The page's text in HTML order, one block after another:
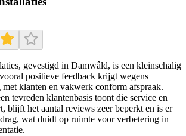
gevestigd in Damwâld, is een kleinschalig
positieve feedback krijgt wegens
klanten en vakwerk conform afspraak.
tevreden klantenbasis toont die service en
blijft het aantal reviews zeer beperkt en is er
wat duidt op ruimte voor verbetering in